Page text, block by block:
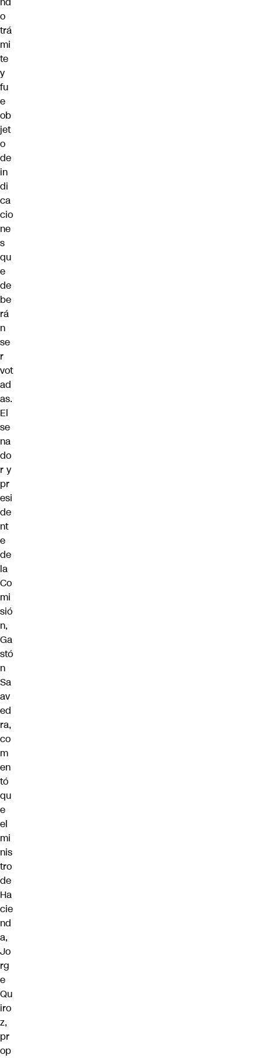
o
trá
mi
te
y
fu
e
ob
jet
o
de
in
di
ca
cio
ne
s
qu
e
de
be
rá
n
se
r
vot
ad
as.
El
se
na
do
r y
pr
esi
de
nt
e
de
la
Co
mi
sió
n,
Ga
stó
n
Sa
av
ed
ra,
co
m
en
tó
qu
e
el
mi
nis
tro
de
Ha
cie
nd
a,
Jo
rg
e
Qu
iro
z,
pr
op